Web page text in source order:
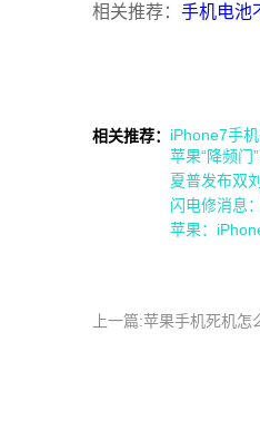
相关推荐： 手机电池
相关推荐： iPhone7手
苹果“降频门
夏普发布双
闪电修消息
苹果：
上一篇:苹果手机死机